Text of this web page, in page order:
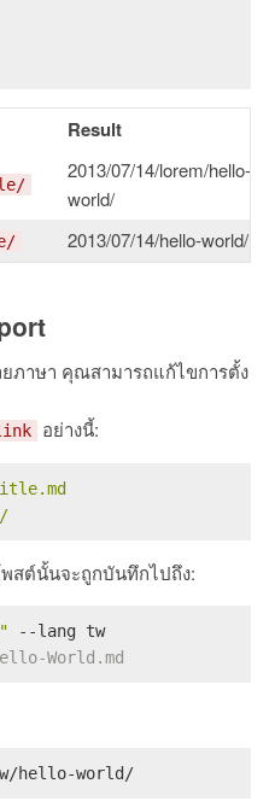
Result
2013/07/14/lorem/hello-
world/
2013/07/14/hello-world/
ภาษา คุณสามารถแก้ไขการตั้ง
อย่างนี้:
สต์นั้นจะถูกบันทึกไปถึง:
--lang tw
World.md
hello-world/